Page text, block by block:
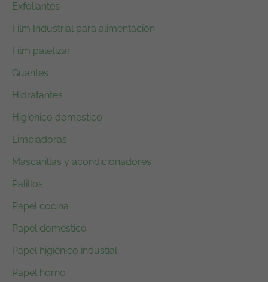
Exfoliantes
Film Industrial para alimentación
Film paletizar
Guantes
Hidratantes
Higiénico domestico
Limpiadoras
Mascarillas y acondicionadores
Palillos
Papel cocina
Papel domestico
Papel higiénico industial
Papel horno